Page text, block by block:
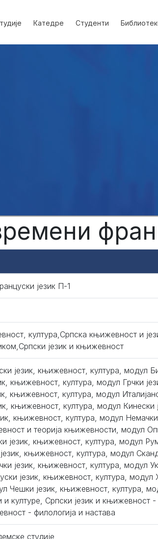
Катедре Студенти
језик П-1
култура,Српска књижевност и
језик и књижевност
језик, књижевност, култура, модул
књижевност, култура, модул Грчки
књижевност, култура, модул
књижевност, култура, модул
књижевност, култура, модул
и теорија књижевности, модул
језик, књижевност, култура, модул
књижевност, култура, модул
језик, књижевност, култура, модул
језик, књижевност, култура, модул
Чешки језик, књижевност, култура,
културе, Српски језик и књижевност -
- филологија и настава
студије